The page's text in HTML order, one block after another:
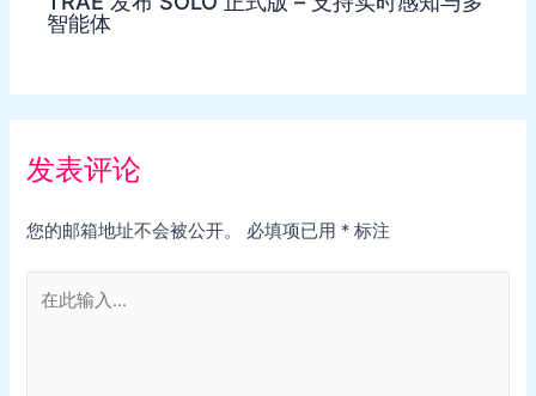
智能体
发表评论
您的邮箱地址不会被公开。 必填项已用 * 标注